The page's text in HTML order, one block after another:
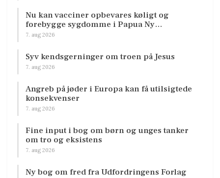
Nu kan vacciner opbevares køligt og
forebygge sygdomme i Papua Ny…
7. aug 2026
Syv kendsgerninger om troen på Jesus
7. aug 2026
Angreb på jøder i Europa kan få utilsigtede
konsekvenser
7. aug 2026
Fine input i bog om børn og unges tanker
om tro og eksistens
7. aug 2026
Ny bog om fred fra Udfordringens Forlag